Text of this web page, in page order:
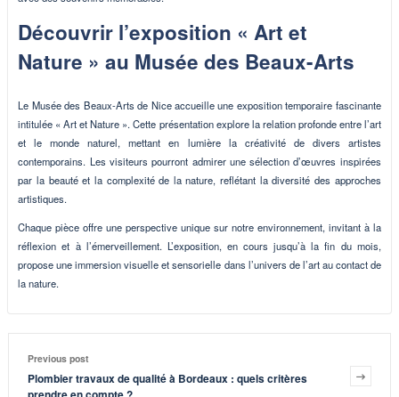
Découvrir l’exposition « Art et
Nature » au Musée des Beaux-Arts
Le Musée des Beaux-Arts de Nice accueille une exposition temporaire fascinante
intitulée « Art et Nature ». Cette présentation explore la relation profonde entre l’art
et le monde naturel, mettant en lumière la créativité de divers artistes
contemporains. Les visiteurs pourront admirer une sélection d’œuvres inspirées
par la beauté et la complexité de la nature, reflétant la diversité des approches
artistiques.
Chaque pièce offre une perspective unique sur notre environnement, invitant à la
réflexion et à l’émerveillement. L’exposition, en cours jusqu’à la fin du mois,
propose une immersion visuelle et sensorielle dans l’univers de l’art au contact de
la nature.
Previous post
Plombier travaux de qualité à Bordeaux : quels critères